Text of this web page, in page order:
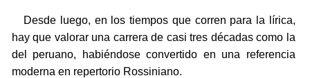
Desde luego, en los tiempos que corren para la lírica,
hay que valorar una carrera de casi tres décadas como la
del peruano, habiéndose convertido en una referencia
moderna en repertorio Rossiniano.